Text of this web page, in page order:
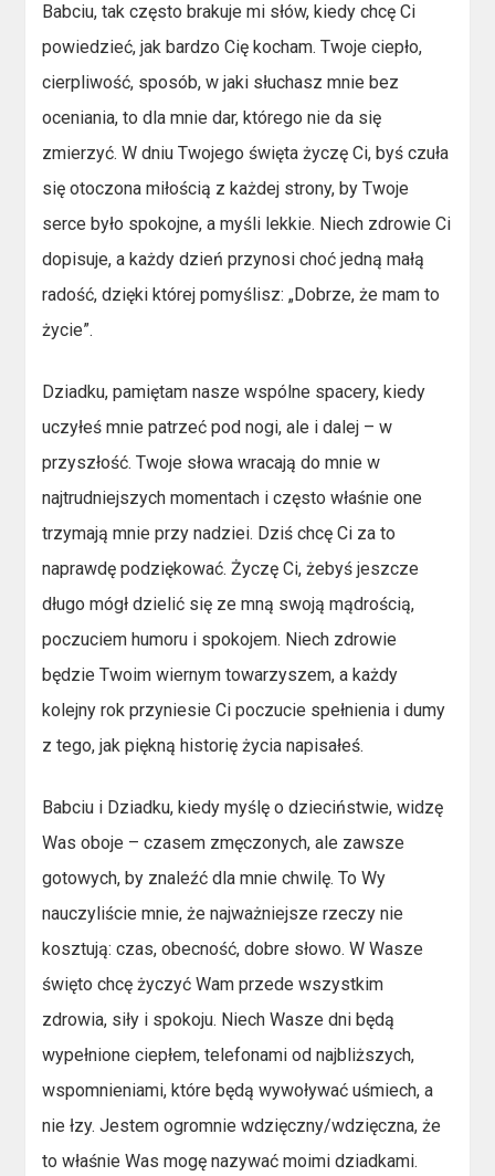
Babciu, tak często brakuje mi słów, kiedy chcę Ci
powiedzieć, jak bardzo Cię kocham. Twoje ciepło,
cierpliwość, sposób, w jaki słuchasz mnie bez
oceniania, to dla mnie dar, którego nie da się
zmierzyć. W dniu Twojego święta życzę Ci, byś czuła
się otoczona miłością z każdej strony, by Twoje
serce było spokojne, a myśli lekkie. Niech zdrowie Ci
dopisuje, a każdy dzień przynosi choć jedną małą
radość, dzięki której pomyślisz: „Dobrze, że mam to
życie”.
Dziadku, pamiętam nasze wspólne spacery, kiedy
uczyłeś mnie patrzeć pod nogi, ale i dalej – w
przyszłość. Twoje słowa wracają do mnie w
najtrudniejszych momentach i często właśnie one
trzymają mnie przy nadziei. Dziś chcę Ci za to
naprawdę podziękować. Życzę Ci, żebyś jeszcze
długo mógł dzielić się ze mną swoją mądrością,
poczuciem humoru i spokojem. Niech zdrowie
będzie Twoim wiernym towarzyszem, a każdy
kolejny rok przyniesie Ci poczucie spełnienia i dumy
z tego, jak piękną historię życia napisałeś.
Babciu i Dziadku, kiedy myślę o dzieciństwie, widzę
Was oboje – czasem zmęczonych, ale zawsze
gotowych, by znaleźć dla mnie chwilę. To Wy
nauczyliście mnie, że najważniejsze rzeczy nie
kosztują: czas, obecność, dobre słowo. W Wasze
święto chcę życzyć Wam przede wszystkim
zdrowia, siły i spokoju. Niech Wasze dni będą
wypełnione ciepłem, telefonami od najbliższych,
wspomnieniami, które będą wywoływać uśmiech, a
nie łzy. Jestem ogromnie wdzięczny/wdzięczna, że
to właśnie Was mogę nazywać moimi dziadkami.